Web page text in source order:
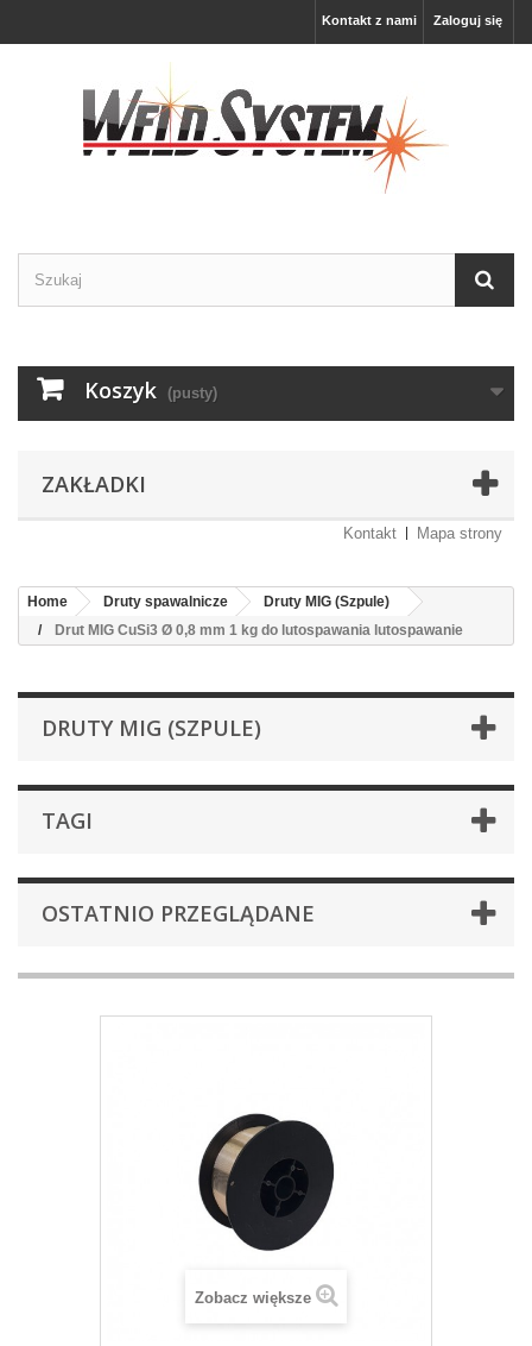
Zaloguj się
Kontakt z nami
Koszyk (pusty)
ZAKŁADKI
Kontakt Mapa strony
Home Druty spawalnicze
Druty MIG (Szpule)
Drut MIG CuSi3 Ø 0,8 mm 1 kg do lutospawania lutospawanie
DRUTY MIG (SZPULE)
TAGI
OSTATNIO PRZEGLĄDANE
Zobacz większe